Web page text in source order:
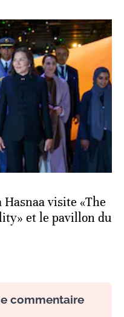
Hasnaa visite «The
et le pavillon du
commentaire